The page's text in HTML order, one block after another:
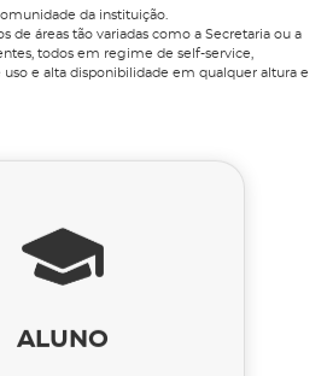
da instituição.
de áreas tão variadas como a Secretaria ou a
todos em regime de self-service,
e alta disponibilidade em qualquer altura e
ALUNO